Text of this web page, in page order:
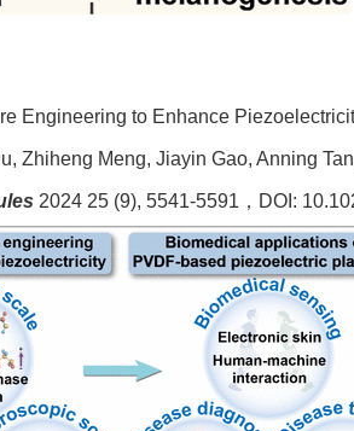
Engineering to Enhance
Zhiheng Meng, Jiayin Gao, Anning
2024 25 (9), 5541-5591 ， DOI: